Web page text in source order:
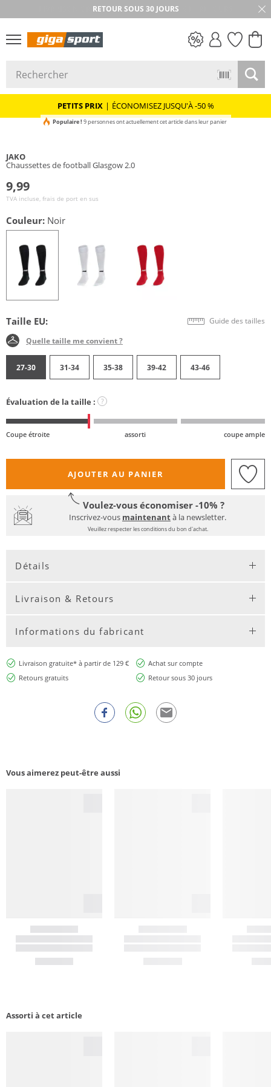
RETOUR SOUS 30 JOURS
PETITS PRIX | ÉCONOMISEZ JUSQU'À -50 %
Populaire ! 9 personnes ont actuellement cet article dans leur panier
JAKO
Chaussettes de football Glasgow 2.0
9,99
TVA incluse, frais de port en sus
Couleur: Noir
Taille EU: Guide des tailles
Quelle taille me convient ?
27-30 31-34 35-38 39-42 43-46
Évaluation de la taille : ?
Coupe étroite assorti coupe ample
AJOUTER AU PANIER
Voulez-vous économiser -10% ?
Inscrivez-vous maintenantà la newsletter.
Veuillez respecter les conditions du bon d'achat.
Détails
Livraison & Retours
Informations du fabricant
Livraison gratuite* à partir de 129 €
Achat sur compte
Retours gratuits
Retour sous 30 jours
Vous aimerez peut-être aussi
Assorti à cet article